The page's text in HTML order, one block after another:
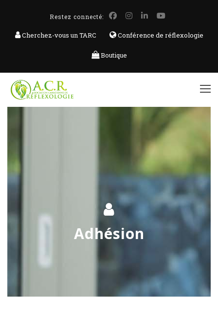
Restez connecté:
Cherchez-vous un TARC Conférence de réflexologie
Boutique
Adhésion